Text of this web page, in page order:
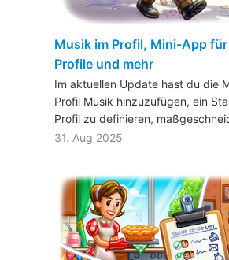
Musik im Profil, Mini-App
Profile und mehr
Im aktuellen Update hast du die
Profil Musik hinzuzufügen, ein
Profil zu definieren,
31. Aug 2025